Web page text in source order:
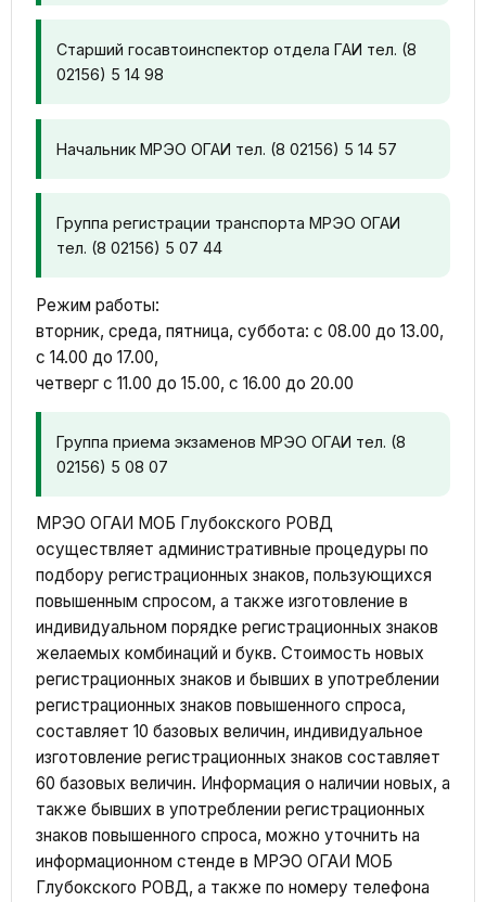
Старший госавтоинспектор отдела ГАИ тел. (8
02156) 5 14 98
Начальник МРЭО ОГАИ тел. (8 02156) 5 14 57
Группа регистрации транспорта МРЭО ОГАИ
тел. (8 02156) 5 07 44
Режим работы:
вторник, среда, пятница, суббота: с 08.00 до 13.00,
с 14.00 до 17.00,
четверг с 11.00 до 15.00, с 16.00 до 20.00
Группа приема экзаменов МРЭО ОГАИ тел. (8
02156) 5 08 07
МРЭО ОГАИ МОБ Глубокского РОВД
осуществляет административные процедуры по
подбору регистрационных знаков, пользующихся
повышенным спросом, а также изготовление в
индивидуальном порядке регистрационных знаков
желаемых комбинаций и букв. Стоимость новых
регистрационных знаков и бывших в употреблении
регистрационных знаков повышенного спроса,
составляет 10 базовых величин, индивидуальное
изготовление регистрационных знаков составляет
60 базовых величин. Информация о наличии новых, а
также бывших в употреблении регистрационных
знаков повышенного спроса, можно уточнить на
информационном стенде в МРЭО ОГАИ МОБ
Глубокского РОВД, а также по номеру телефона